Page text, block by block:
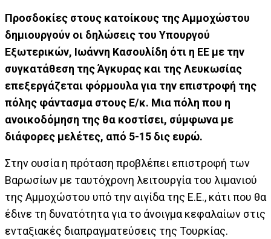
Προσδοκίες στους κατοίκους της Αμμοχώστου
δημιουργούν οι δηλώσεις του Υπουργού
Εξωτερικών, Ιωάννη Κασουλίδη ότι η ΕΕ με την
συγκατάθεση της Άγκυρας και της Λευκωσίας
επεξεργάζεται φόρμουλα για την επιστροφή της
πόλης φάντασμα στους Ε/κ. Μια πόλη που η
ανοικοδόμηση της θα κοστίσει, σύμφωνα με
διάφορες μελέτες, από 5-15 δις ευρώ.
Στην ουσία η πρόταση προβλέπει επιστροφή των
Βαρωσίων με ταυτόχρονη λειτουργία του λιμανιού
της Αμμοχώστου υπό την αιγίδα της Ε.Ε., κάτι που θα
έδινε τη δυνατότητα για το άνοιγμα κεφαλαίων στις
ενταξιακές διαπραγματεύσεις της Τουρκίας.